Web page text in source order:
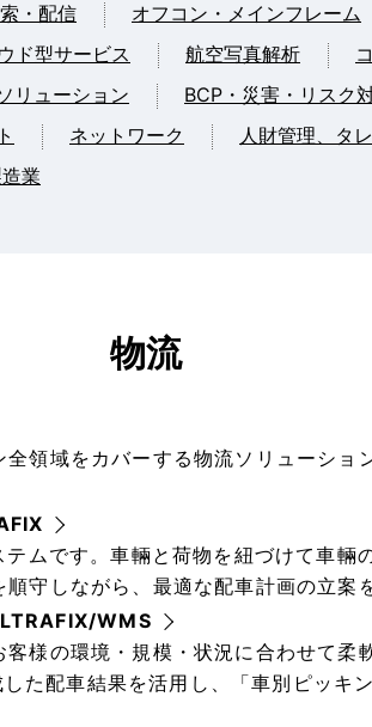
・配信 オフコン・メインフレーム
ド型サービス 航空写真解析
リューション BCP・災害・リスク
ネットワーク 人財管理、タ
業
物流
領域をカバーする物流ソリューショ
ムです。車輛と荷物を紐づけて車輛
守しながら、最適な配車計画の立案
WMS
様の環境・規模・状況に合わせて柔
た配車結果を活用し、「車別ピッキ